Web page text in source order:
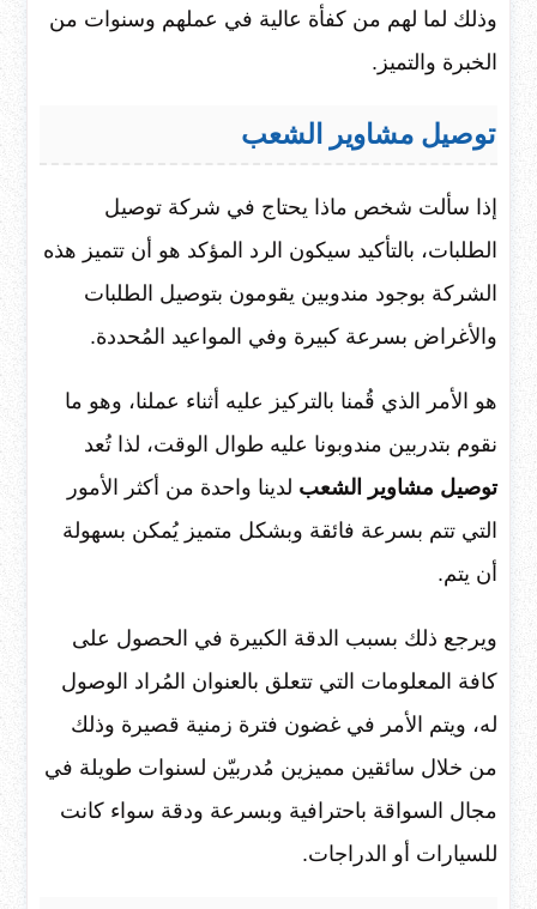
وذلك لما لهم من كفأة عالية في عملهم وسنوات من
الخبرة والتميز.
توصيل مشاوير الشعب
إذا سألت شخص ماذا يحتاج في شركة توصيل
الطلبات، بالتأكيد سيكون الرد المؤكد هو أن تتميز هذه
الشركة بوجود مندوبين يقومون بتوصيل الطلبات
والأغراض بسرعة كبيرة وفي المواعيد المُحددة.
هو الأمر الذي قُمنا بالتركيز عليه أثناء عملنا، وهو ما
نقوم بتدربين مندوبونا عليه طوال الوقت، لذا تُعد
توصيل مشاوير الشعب لدينا واحدة من أكثر الأمور
التي تتم بسرعة فائقة وبشكل متميز يُمكن بسهولة
أن يتم.
ويرجع ذلك بسبب الدقة الكبيرة في الحصول على
كافة المعلومات التي تتعلق بالعنوان المُراد الوصول
له، ويتم الأمر في غضون فترة زمنية قصيرة وذلك
من خلال سائقين مميزين مُدربيّن لسنوات طويلة في
مجال السواقة باحترافية وبسرعة ودقة سواء كانت
للسيارات أو الدراجات.